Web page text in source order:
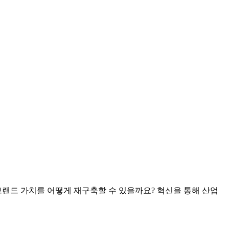
드 가치를 어떻게 재구축할 수 있을까요? 혁신을 통해 산업